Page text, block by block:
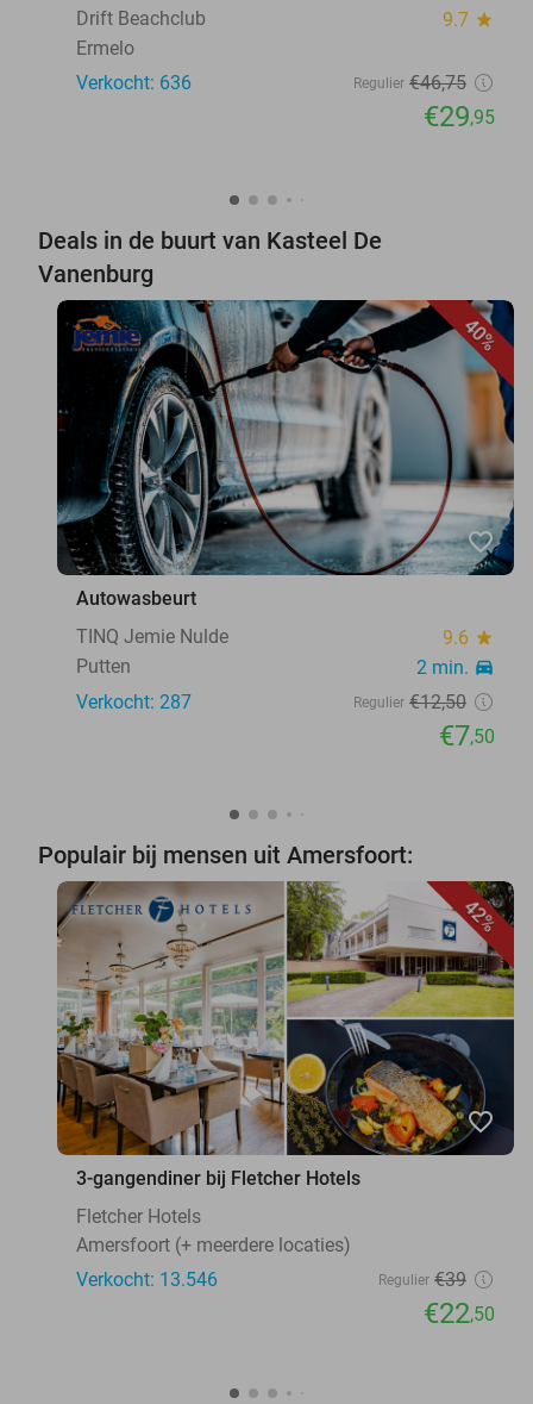
Drift Beachclub 9.7 star
Ermelo
Verkocht: 636
Regulier €46,75
€29,95
Deals in de buurt van Kasteel De
Vanenburg
40%
favorite_border
Autowasbeurt
TINQ Jemie Nulde
9.6 star
Putten 2 min. directions_car
Verkocht: 287 Regulier €12,50
€7,50
Populair bij mensen uit Amersfoort:
42%
favorite_border
3-gangendiner bij Fletcher Hotels
Fletcher Hotels
Amersfoort (+ meerdere locaties)
Verkocht: 13.546
Regulier €39
€22,50